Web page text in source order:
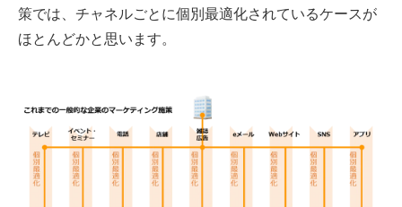
策では、チャネルごとに個別最適化されているケースが
ほとんどかと思います。